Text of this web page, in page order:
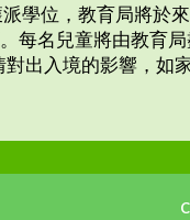
學位，教育局將於
每名兒童將由教育局
出入境的影響，如